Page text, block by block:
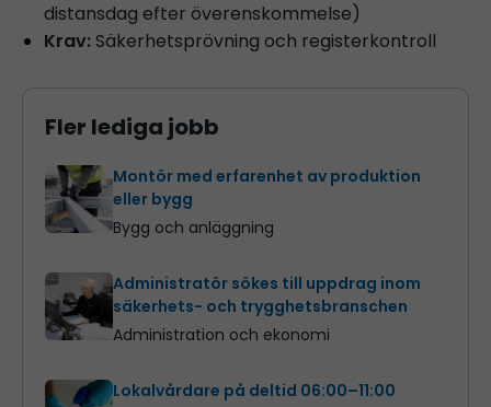
distansdag efter överenskommelse)
Krav: Säkerhetsprövning och registerkontroll
Fler lediga jobb
Montör med erfarenhet av produktion
eller bygg
Bygg och anläggning
Administratör sökes till uppdrag inom
säkerhets- och trygghetsbranschen
Administration och ekonomi
Lokalvårdare på deltid 06:00–11:00